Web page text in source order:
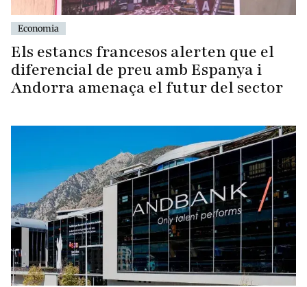
Economia
Els estancs francesos alerten que el
diferencial de preu amb Espanya i
Andorra amenaça el futur del sector